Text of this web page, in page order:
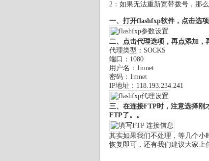
2：如果无法重新宽带拨号，那
一、打开flashfxp软件，点击选项
二、点击代理选项，再点添加，
代理类型：SOCKS
端口：1080
用户名：1mnet
密码：1mnet
IP地址：118.193.234.241
三、在连接FTP时，注意选择刚
FTP了。。
其实如果我们不处理，等几个小
恢复即可，还有我们建议大家上